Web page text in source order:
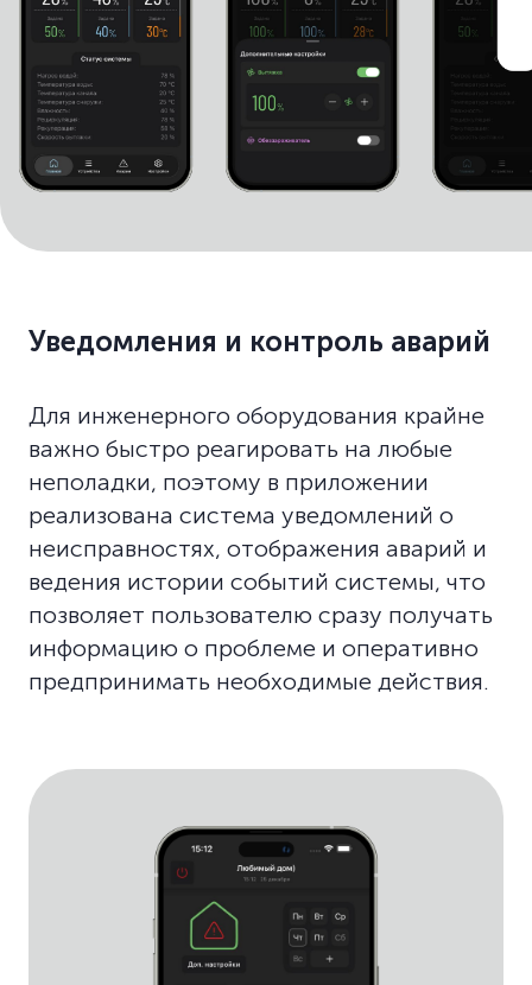
Уведомления и контроль аварий
Для инженерного оборудования крайне
важно быстро реагировать на любые
неполадки, поэтому в приложении
реализована система уведомлений о
неисправностях, отображения аварий и
ведения истории событий системы, что
позволяет пользователю сразу получать
информацию о проблеме и оперативно
предпринимать необходимые действия.